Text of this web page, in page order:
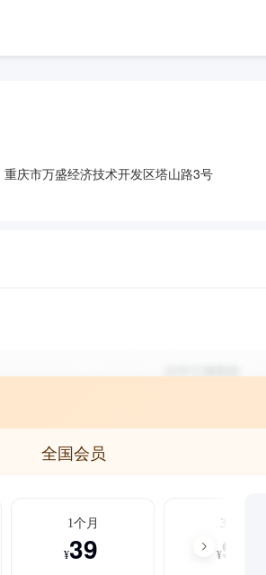
重庆市万盛经济技术开发区塔山路3号
全国会员
1个月
¥39
3个月
¥99